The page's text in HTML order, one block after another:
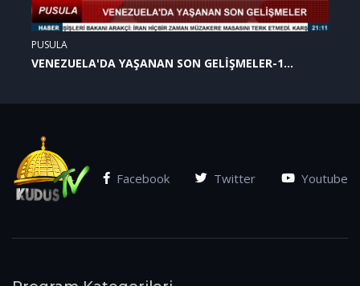
PUSULA
VENEZUELA'DA YAŞANAN SON GELİŞMELER-1
Facebook Twitter Youtube